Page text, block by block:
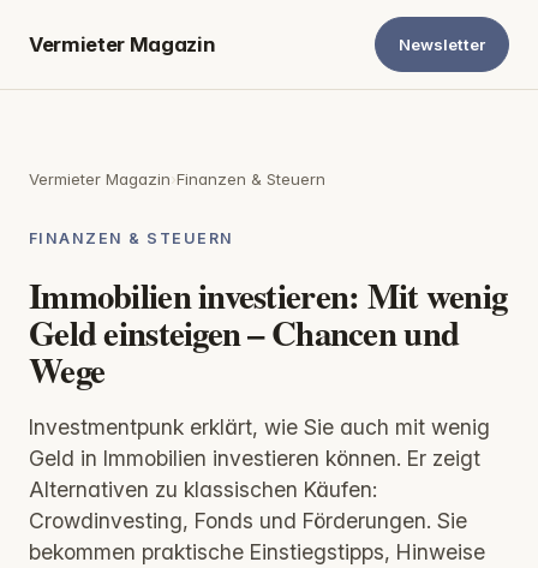
Vermieter Magazin Newsletter
Vermieter Magazin›Finanzen & Steuern
FINANZEN & STEUERN
Immobilien investieren: Mit wenig
Geld einsteigen – Chancen und
Wege
Investmentpunk erklärt, wie Sie auch mit wenig
Geld in Immobilien investieren können. Er zeigt
Alternativen zu klassischen Käufen:
Crowdinvesting, Fonds und Förderungen. Sie
bekommen praktische Einstiegstipps, Hinweise